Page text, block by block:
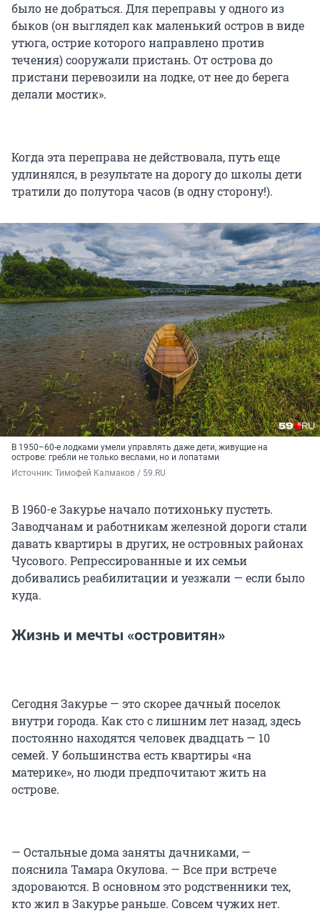
было не добраться. Для переправы у одного из
быков (он выглядел как маленький остров в виде
утюга, острие которого направлено против
течения) сооружали пристань. От острова до
пристани перевозили на лодке, от нее до берега
делали мостик».
Когда эта переправа не действовала, путь еще
удлинялся, в результате на дорогу до школы дети
тратили до полутора часов (в одну сторону!).
В 1950–60-е лодками умели управлять даже дети, живущие на
острове: гребли не только веслами, но и лопатами
Источник: Тимофей Калмаков / 59.RU
В 1960-е Закурье начало потихоньку пустеть.
Заводчанам и работникам железной дороги стали
давать квартиры в других, не островных районах
Чусового. Репрессированные и их семьи
добивались реабилитации и уезжали — если было
куда.
Жизнь и мечты «островитян»
Сегодня Закурье — это скорее дачный поселок
внутри города. Как сто с лишним лет назад, здесь
постоянно находятся человек двадцать — 10
семей. У большинства есть квартиры «на
материке», но люди предпочитают жить на
острове.
— Остальные дома заняты дачниками, —
пояснила Тамара Окулова. — Все при встрече
здороваются. В основном это родственники тех,
кто жил в Закурье раньше. Совсем чужих нет.